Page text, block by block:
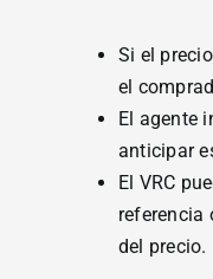
Si el
el
El agente
anticipar
El VRC
referencia
del precio.